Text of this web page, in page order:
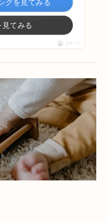
グを見てみる
見てみる
ポチップ